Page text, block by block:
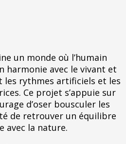
un monde où l’humain
harmonie avec le vivant et
les rythmes artificiels et les
Ce projet s’appuie sur
d’oser bousculer les
de retrouver un équilibre
avec la nature.